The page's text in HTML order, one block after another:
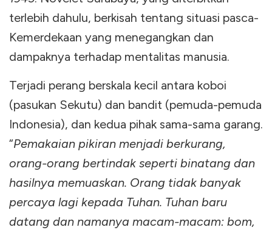
terlebih dahulu, berkisah tentang situasi pasca-
Kemerdekaan yang menegangkan dan
dampaknya terhadap mentalitas manusia.
Terjadi perang berskala kecil antara koboi
(pasukan Sekutu) dan bandit (pemuda-pemuda
Indonesia), dan kedua pihak sama-sama garang.
“Pemakaian pikiran menjadi berkurang,
orang-orang bertindak seperti binatang dan
hasilnya memuaskan. Orang tidak banyak
percaya lagi kepada Tuhan. Tuhan baru
datang dan namanya macam-macam: bom,